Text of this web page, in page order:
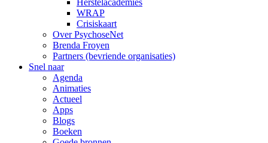
Herstelacademies
WRAP
Crisiskaart
Over PsychoseNet
Brenda Froyen
Partners (bevriende organisaties)
Snel naar
Agenda
Animaties
Actueel
Apps
Blogs
Boeken